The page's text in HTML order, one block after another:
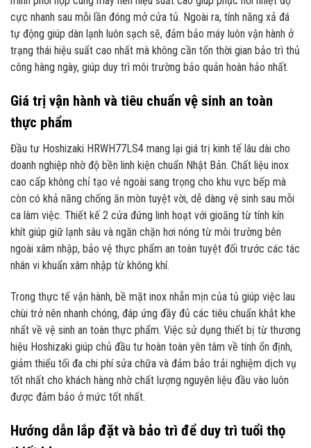
cực nhanh sau mỗi lần đóng mở cửa tủ. Ngoài ra, tính năng xả đá
tự động giúp dàn lạnh luôn sạch sẽ, đảm bảo máy luôn vận hành ở
trạng thái hiệu suất cao nhất mà không cần tốn thời gian bảo trì thủ
công hàng ngày, giúp duy trì môi trường bảo quản hoàn hảo nhất.
Giá trị vận hành và tiêu chuẩn vệ sinh an toàn
thực phẩm
Đầu tư Hoshizaki HRWH77LS4 mang lại giá trị kinh tế lâu dài cho
doanh nghiệp nhờ độ bền linh kiện chuẩn Nhật Bản. Chất liệu inox
cao cấp không chỉ tạo vẻ ngoài sang trọng cho khu vực bếp mà
còn có khả năng chống ăn mòn tuyệt vời, dễ dàng vệ sinh sau mỗi
ca làm việc. Thiết kế 2 cửa đứng linh hoạt với gioăng từ tính kín
khít giúp giữ lạnh sâu và ngăn chặn hơi nóng từ môi trường bên
ngoài xâm nhập, bảo vệ thực phẩm an toàn tuyệt đối trước các tác
nhân vi khuẩn xâm nhập từ không khí.
Trong thực tế vận hành, bề mặt inox nhẵn mịn của tủ giúp việc lau
chùi trở nên nhanh chóng, đáp ứng đầy đủ các tiêu chuẩn khắt khe
nhất về vệ sinh an toàn thực phẩm. Việc sử dụng thiết bị từ thương
hiệu Hoshizaki giúp chủ đầu tư hoàn toàn yên tâm về tính ổn định,
giảm thiểu tối đa chi phí sửa chữa và đảm bảo trải nghiệm dịch vụ
tốt nhất cho khách hàng nhờ chất lượng nguyên liệu đầu vào luôn
được đảm bảo ở mức tốt nhất.
Hướng dẫn lắp đặt và bảo trì để duy trì tuổi thọ